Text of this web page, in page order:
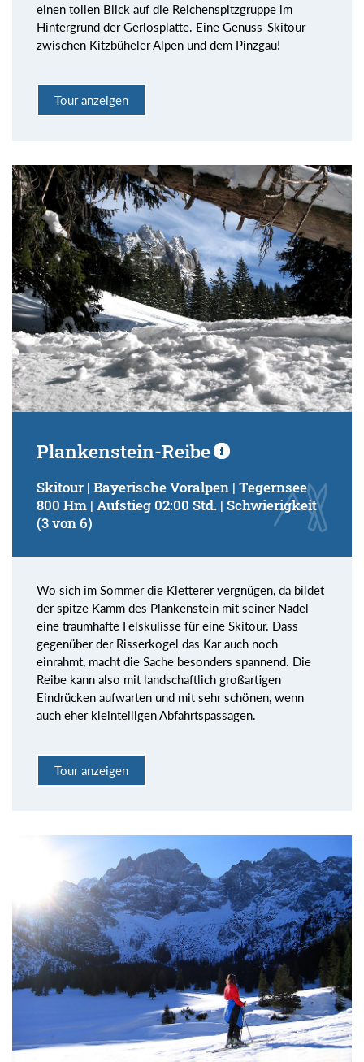
einen tollen Blick auf die Reichenspitzgruppe im
Hintergrund der Gerlosplatte. Eine Genuss-Skitour
zwischen Kitzbüheler Alpen und dem Pinzgau!
Tour anzeigen
Plankenstein-Reibe
Skitour | Bayerische Voralpen | Tegernsee
800 Hm | Aufstieg 02:00 Std. | Schwierigkeit
(3 von 6)
Wo sich im Sommer die Kletterer vergnügen, da bildet
der spitze Kamm des Plankenstein mit seiner Nadel
eine traumhafte Felskulisse für eine Skitour. Dass
gegenüber der Risserkogel das Kar auch noch
einrahmt, macht die Sache besonders spannend. Die
Reibe kann also mit landschaftlich großartigen
Eindrücken aufwarten und mit sehr schönen, wenn
auch eher kleinteiligen Abfahrtspassagen.
Tour anzeigen